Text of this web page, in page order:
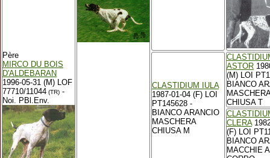
Père
MIRCO DU BOIS
D'ALDEBARAN
1996-05-31 (M) LOF
77710/11044 (TR) -
Noi. PBl.Env.
CLASTIDIUM IULA
1987-01-04 (F) LOI
PT145628 -
BIANCO ARANCIO
MASCHERA
CHIUSA M
ASTOR
(M) LOI
BIANCO
CHIUSA T
CLERA
(F) LOI
BIANCO
MACCHIE